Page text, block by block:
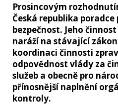
Prosincovým
Česká republika
bezpečnost. Jeho
naráží na stávající
koordinaci činnosti
odpovědnost vlády za
služeb a obecně pro
přínosnější naplnění
kontroly.